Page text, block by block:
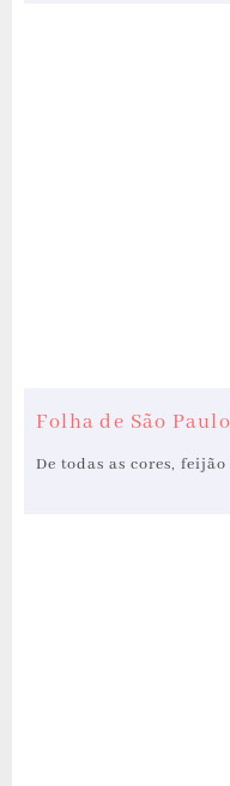
Folha de São Paulo
De todas as cores,